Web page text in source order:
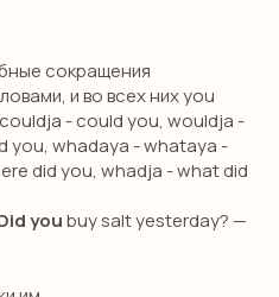
сокращения
и во всех них you
- could you, wouldja -
you, whadaya - whataya -
did you, whadja - what did
youbuy salt yesterday? —